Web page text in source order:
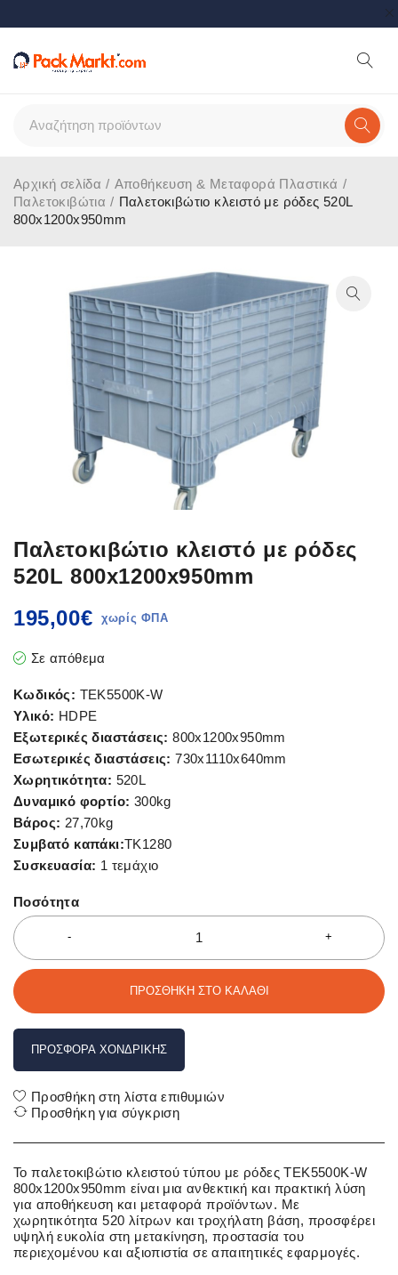
Αρχική σελίδα / Αποθήκευση & Μεταφορά Πλαστικά /
Παλετοκιβώτια / Παλετοκιβώτιο κλειστό με ρόδες 520L
800x1200x950mm
Παλετοκιβώτιο κλειστό με ρόδες
520L 800x1200x950mm
195,00€
Σε απόθεμα
Κωδικός: TEK5500K-W
Υλικό: HDPE
Εξωτερικές διαστάσεις: 800x1200x950mm
Εσωτερικές διαστάσεις: 730x1110x640mm
Χωρητικότητα: 520L
Δυναμικό φορτίο: 300kg
Βάρος: 27,70kg
Συμβατό καπάκι:ΤΚ1280
Συσκευασία: 1 τεμάχιο
Ποσότητα
ΠΡΟΣΘΉΚΗ ΣΤΟ ΚΑΛΆΘΙ
ΠΡΟΣΦΟΡΆ ΧΟΝΔΡΙΚΉΣ
Προσθήκη στη λίστα επιθυμιών
Προσθήκη για σύγκριση
Το παλετοκιβώτιο κλειστού τύπου με ρόδες TEK5500K-W
800x1200x950mm είναι μια ανθεκτική και πρακτική λύση
για αποθήκευση και μεταφορά προϊόντων. Με
χωρητικότητα 520 λίτρων και τροχήλατη βάση, προσφέρει
υψηλή ευκολία στη μετακίνηση, προστασία του
περιεχομένου και αξιοπιστία σε απαιτητικές εφαρμογές.